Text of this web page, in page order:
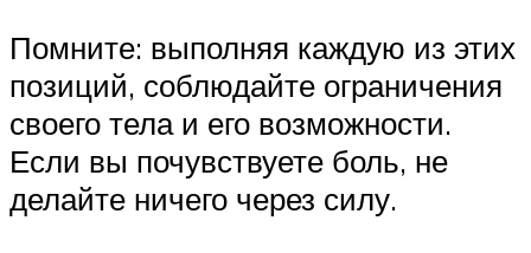
Помните: выполняя каждую из этих
позиций, соблюдайте ограничения
своего тела и его возможности.
Если вы почувствуете боль, не
делайте ничего через силу.